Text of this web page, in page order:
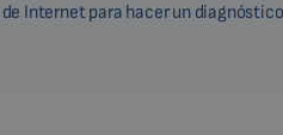
Internet para hacer un